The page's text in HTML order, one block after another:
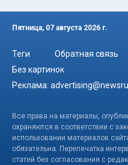
Пятница, 07 августа 2026 г.
Теги Обратная связь
Без картинок
Реклама:
Все права на материалы,
охраняются в соответствии с
использовании материалов
обязательна. Перепечатка
статей без согласования с